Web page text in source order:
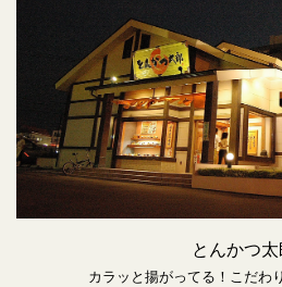
とんかつ太
カラッと揚がってる！こだわ